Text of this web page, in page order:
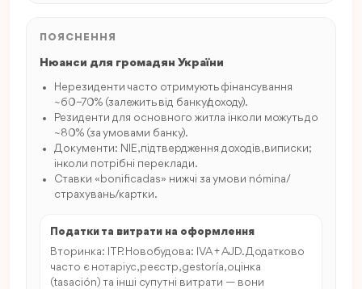
ПОЯСНЕННЯ
Нюанси для громадян України
Нерезиденти часто отримують фінансування
~60–70% (залежить від банку/доходу).
Резиденти для основного житла інколи можуть до
~80% (за умовами банку).
Документи: NIE, підтвердження доходів, виписки;
інколи потрібні переклади.
Ставки «bonificadas» нижчі за умови nómina/
страхувань/картки.
Податки та витрати на оформлення
Вторинка: ITP. Новобудова: IVA + AJD. Додатково
часто є нотаріус, реєстр, gestoría, оцінка
(tasación) та інші супутні витрати — вони